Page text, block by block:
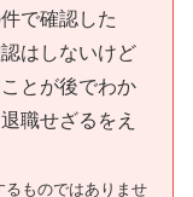
で確認した
はしないけど
とが後でわか
職せざるをえ
ものではありませ